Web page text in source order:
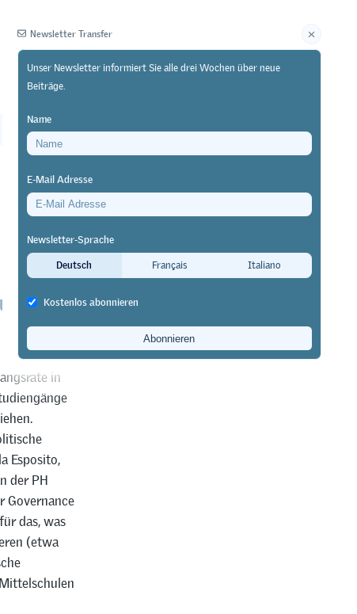
in
Esposito,
der PH
Governance
das, was
(etwa
Newsletter Transfer
Unser Newsletter informiert Sie alle drei Wochen über neue
Beiträge.
Name
E-Mail Adresse
Newsletter-Sprache
Deutsch
Français Italiano
Kostenlos abonnieren